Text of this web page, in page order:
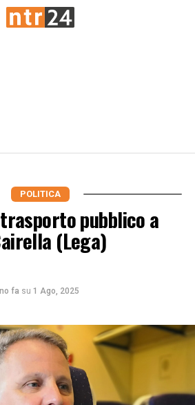
POLITICA
pubblico a
(Lega)
fa su 1 Ago, 2025